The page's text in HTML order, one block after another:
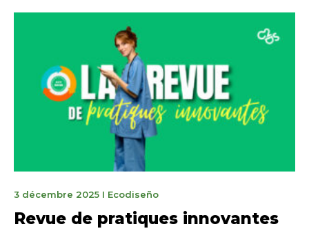
3 décembre 20254
2026
I Ecodiseño
Revue de pratiques innovantes